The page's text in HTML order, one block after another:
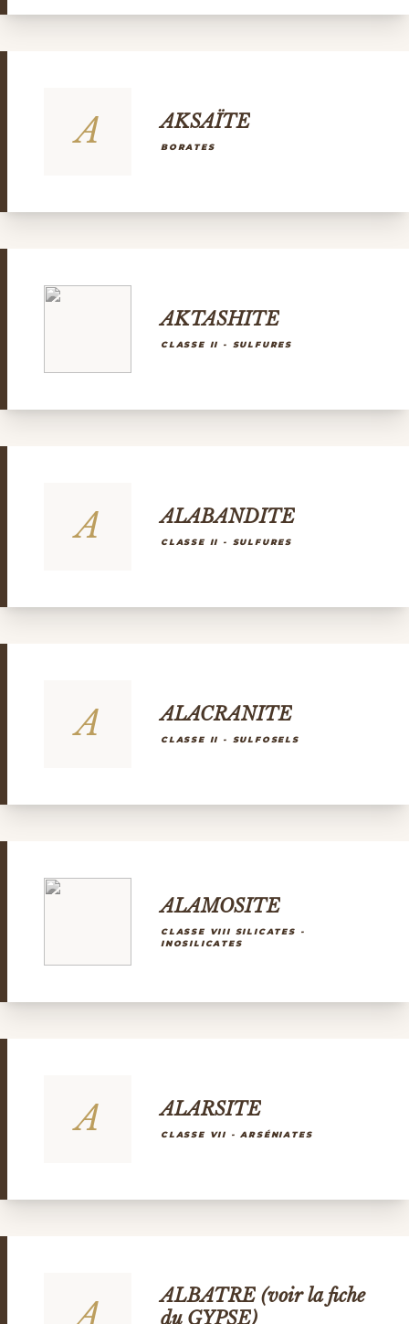
A AKSAÏTE
BORATES
AKTASHITE
CLASSE II - SULFURES
A ALABANDITE
CLASSE II - SULFURES
A ALACRANITE
CLASSE II - SULFOSELS
ALAMOSITE
CLASSE VIII SILICATES -
INOSILICATES
A ALARSITE
CLASSE VII - ARSÉNIATES
ALBATRE (voir la fiche
du GYPSE)